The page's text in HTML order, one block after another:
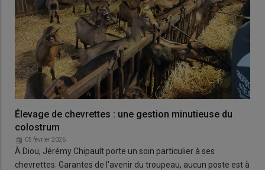
Élevage de chevrettes : une gestion minutieuse du
colostrum
05 février 2026
À Diou, Jérémy Chipault porte un soin particulier à ses
chevrettes. Garantes de l'avenir du troupeau, aucun poste est à